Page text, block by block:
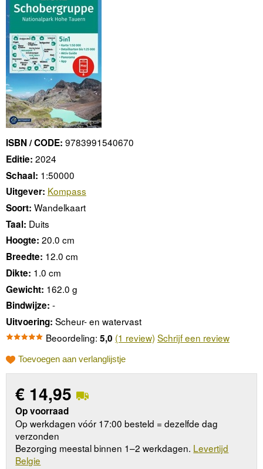
ISBN / CODE: 9783991540670
Editie: 2024
Schaal: 1:50000
Uitgever: Kompass
Soort: Wandelkaart
Taal: Duits
Hoogte: 20.0 cm
Breedte: 12.0 cm
Dikte: 1.0 cm
Gewicht: 162.0 g
Bindwijze: -
Uitvoering: Scheur- en watervast
Beoordeling: 5,0 (1 review) Schrijf een review
Toevoegen aan verlanglijstje
€ 14,95
Op voorraad
Op werkdagen vóór 17:00 besteld = dezelfde dag
verzonden
Bezorging meestal binnen 1–2 werkdagen. Levertijd
Belgie